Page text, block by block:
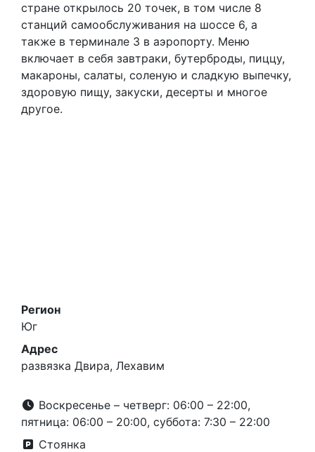
стране открылось 20 точек, в том числе 8
станций самообслуживания на шоссе 6, а
также в терминале 3 в аэропорту. Меню
включает в себя завтраки, бутерброды, пиццу,
макароны, салаты, соленую и сладкую выпечку,
здоровую пищу, закуски, десерты и многое
другое.
Регион
Юг
Адрес
развязка Двира, Лехавим
Воскресенье – четверг: 06:00 – 22:00,
пятница: 06:00 – 20:00, суббота: 7:30 – 22:00
Стоянка